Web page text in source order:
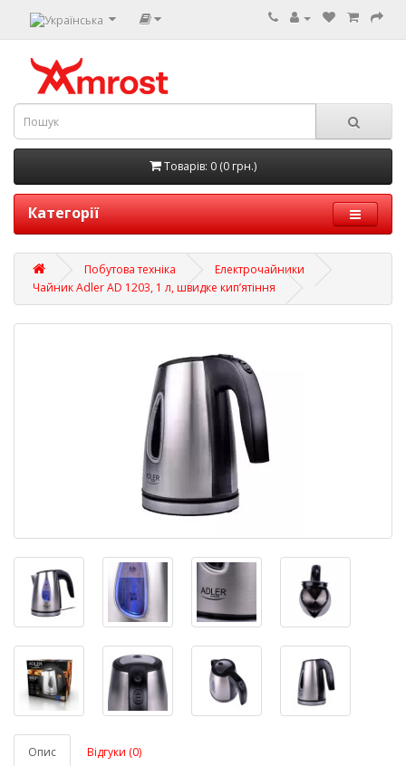
Товарів: 0 (0 грн.)
Категорії
Побутова техніка
Електрочайники
Чайник Adler AD 1203, 1 л, швидке кип’ятіння
Опис Відгуки (0)